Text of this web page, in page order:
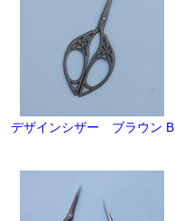
デザインシザー ブラウン B